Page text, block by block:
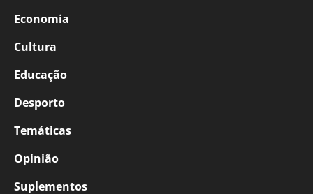
Economia
Cultura
Educação
Desporto
Temáticas
Opinião
Suplementos